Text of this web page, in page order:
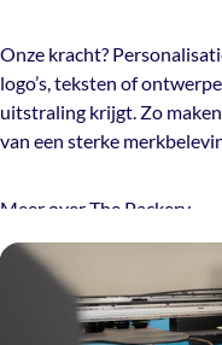
Onze kracht?
logo’s, teksten of
uitstraling krijgt. Zo
van een sterke
Meer over The Packery